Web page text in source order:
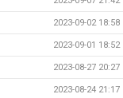
2023-09-02 18:58
2023-09-01 18:52
2023-08-27 20:27
2023-08-24 21:17